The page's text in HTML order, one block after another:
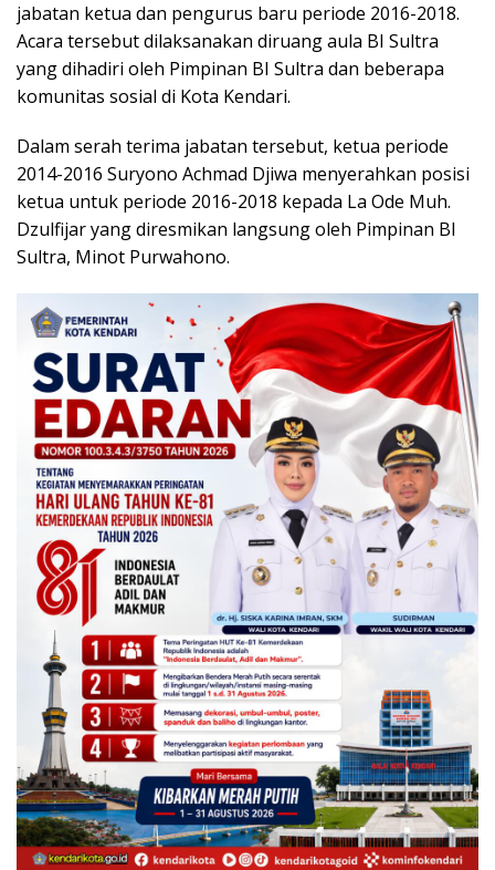
jabatan ketua dan pengurus baru periode 2016-2018.
Acara tersebut dilaksanakan diruang aula BI Sultra
yang dihadiri oleh Pimpinan BI Sultra dan beberapa
komunitas sosial di Kota Kendari.
Dalam serah terima jabatan tersebut, ketua periode
2014-2016 Suryono Achmad Djiwa menyerahkan posisi
ketua untuk periode 2016-2018 kepada La Ode Muh.
Dzulfijar yang diresmikan langsung oleh Pimpinan BI
Sultra, Minot Purwahono.